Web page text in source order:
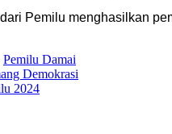
Pemilu menghasilkan
Pemilu Damai
Demokrasi
2024